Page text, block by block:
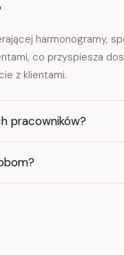
harmonogramy,
co przyspiesza
z klientami.
pracowników?